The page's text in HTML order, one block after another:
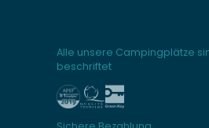
Alle unsere Campingplätze
beschriftet